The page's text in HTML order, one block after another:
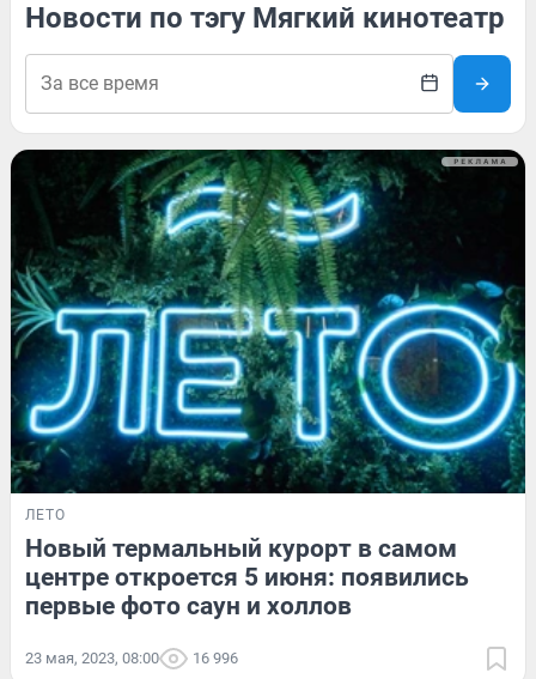
Новости по тэгу Мягкий кинотеатр
ЛЕТО
Новый термальный курорт в самом
центре откроется 5 июня: появились
первые фото саун и холлов
23 мая, 2023, 08:00 16 996